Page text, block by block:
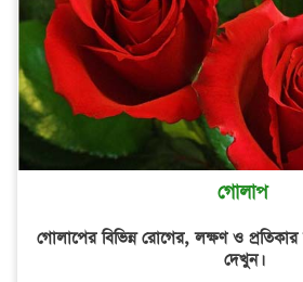
গোলাপ
গোলাপের বিভিন্ন রোগের, লক্ষণ ও প্রতিকার
দেখুন।